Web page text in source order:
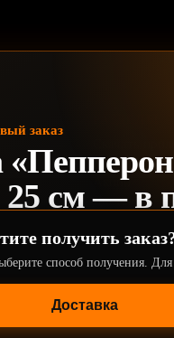
заказ
см — в
и
Бонусы и подарки
для улучшения работы
персональных данных
Меню
Акции
Доставка
Реквизиты
получить
способ получения.
Доставка